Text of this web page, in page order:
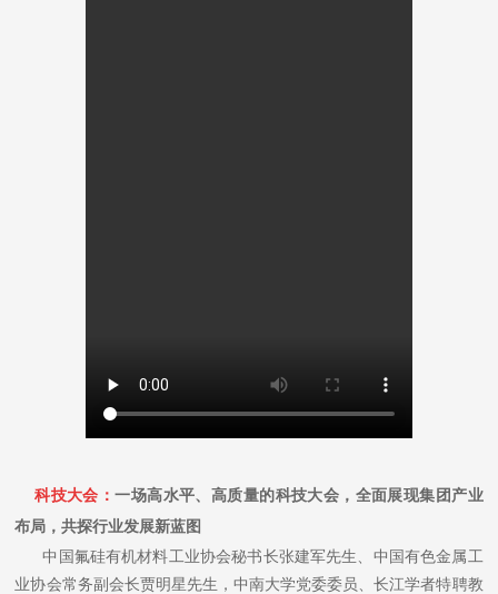
科技大会 ：一场高水平、高质量的科技大会，全面展现集团产业
布局，共探行业发展新蓝图
中国氟硅有机材料工业协会秘书长张建军先生、中国有色金属工
业协会常务副会长贾明星先生，中南大学党委委员、长江学者特聘教